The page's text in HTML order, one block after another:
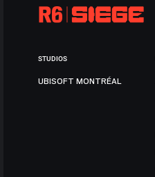
STUDIOS
UBISOFT MONTRÉAL